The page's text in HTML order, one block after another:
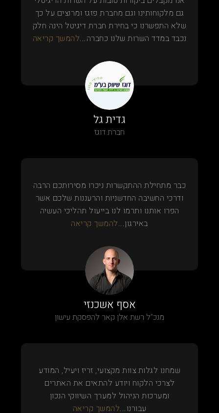
גם מלקוחותינו וגם מחברת פזגז ומרוצים על כך
שלא התפשרנו כי בחירת חברת דיגיטל הינה חלק
נכבד במדד השרות שלנו כחברה...להמשך קריאה
גדית גל
חברת דוגז
כבר מתחילת ההתקשרות ניכרו מסירותכם הרבה
ודרכי החשיבה החדשניות והרעננות שלכם אשר
הפרו אותנו ותרמו לנו בייעול תהליכי העשיה
באירגון...להמשך קריאה
אסף אשכנזי
מנכ"ל רשת אלן קאר להפסקת עישון
שמחנו לגלות צוות מקצועי, זריז ויעיל, המודע
לצרכי הלקוח ויודע להתאים את האתרים
ומערכות הניהול למערך השיווקי הנכון
עבורנו...להמשך קריאה